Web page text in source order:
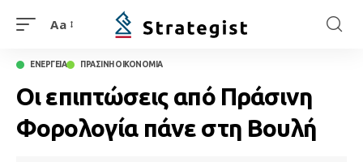
Aa
ΕΝΕΡΓΕΙΑ ΠΡΑΣΙΝΗ ΟΙΚΟΝΟΜΙΑ
Οι επιπτώσεις από Πράσινη
Φορολογία πάνε στη Βουλή